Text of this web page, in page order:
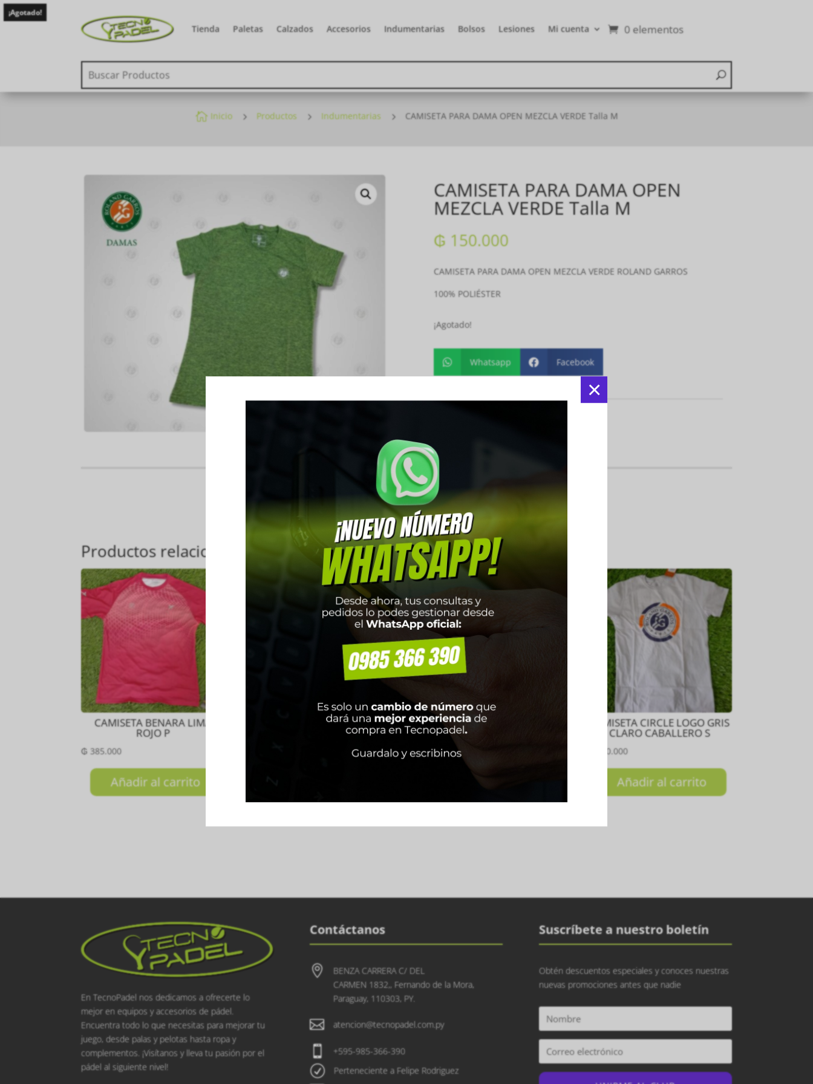
×
Tienda Paletas Calzados Accesorios Indumentarias Bolsos Lesiones Mi cuenta 0 elementos
¡Agotado!
 Inicio 5 Productos 5 Indumentarias 5 CAMISETA PARA DAMA OPEN MEZCLA VERDE Talla M
CAMISETA PARA DAMA OPEN
MEZCLA VERDE Talla M
₲ 150.000
CAMISETA PARA DAMA OPEN MEZCLA VERDE ROLAND GARROS
100% POLIÉSTER
¡Agotado!
 Whatsapp  Facebook
Productos relacionados
CAMISETA BENARA LIMA
ROJO P
₲ 385.000
Añadir al carrito
SHORT POLLERA CORE ROJO MEDIA TIN CORTO NIÑO
CHICO X5 BLANCO LOGO
SURTIDO 14-17.5 CM
₲ 100.000
CAMISETA CIRCLE LOGO GRIS
CLARO CABALLERO S
150.000
Añadir al carrito
En TecnoPadel nos dedicamos a ofrecerte lo
mejor en equipos y accesorios de pádel.
Encuentra todo lo que necesitas para mejorar tu
juego, desde palas y pelotas hasta ropa y
complementos. ¡Visítanos y lleva tu pasión por el
pádel al siguiente nivel!
Contáctanos

BENZA CARRERA C/ DEL
CARMEN 1832,, Fernando de la Mora,
Paraguay, 110303, PY.
 atencion@tecnopadel.com.py
 +595-985-366-390
R Perteneciente a Felipe Rodriguez
Suscríbete a nuestro boletín
Obtén descuentos especiales y conoces nuestras
nuevas promociones antes que nadie